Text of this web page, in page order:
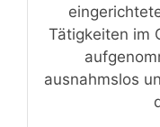
Tätigkeiten im
ausnahmslos